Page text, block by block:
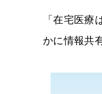
「在宅医
かに情報共